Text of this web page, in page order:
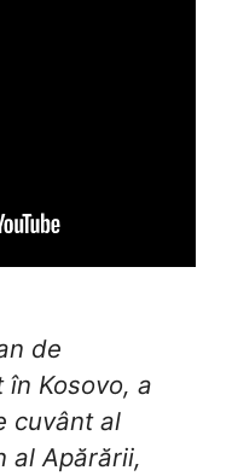
de
Kosovo, a
cuvânt al
al Apărării,